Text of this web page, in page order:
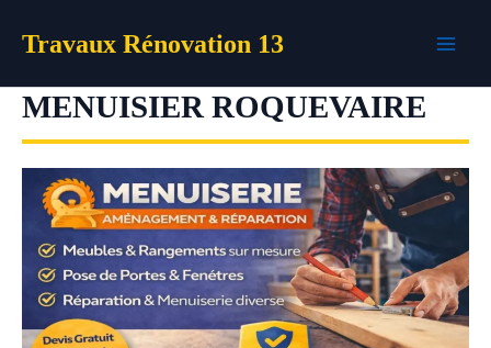
Travaux Rénovation 13
MENUISIER ROQUEVAIRE